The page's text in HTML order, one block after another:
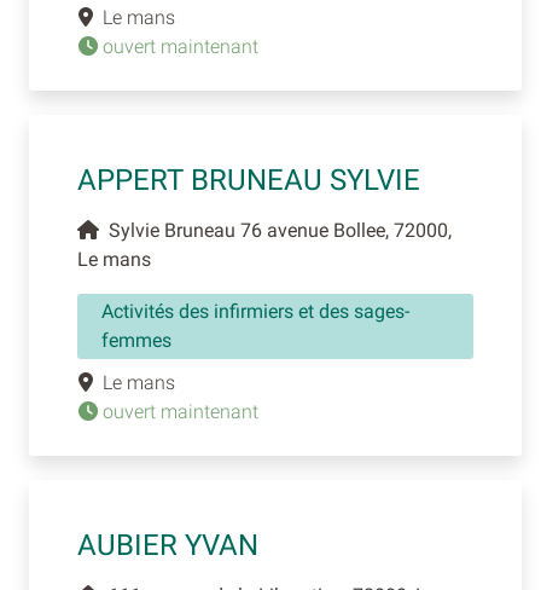
Le mans
ouvert maintenant
APPERT BRUNEAU SYLVIE
Sylvie Bruneau 76 avenue Bollee, 72000,
Le mans
Activités des infirmiers et des sages-
femmes
Le mans
ouvert maintenant
AUBIER YVAN